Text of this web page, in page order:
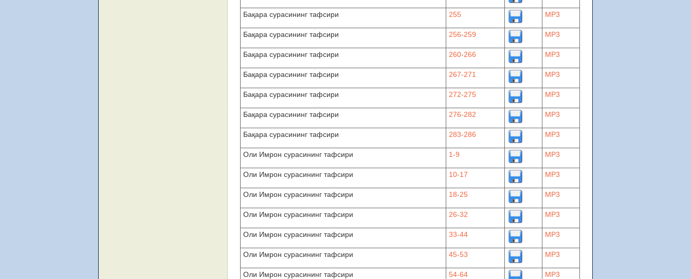
Бақара сурасининг тафсири 255 MP3
Бақара сурасининг тафсири 256-259 MP3
Бақара сурасининг тафсири 260-266 MP3
Бақара сурасининг тафсири 267-271 MP3
Бақара сурасининг тафсири 272-275 MP3
Бақара сурасининг тафсири 276-282 MP3
Бақара сурасининг тафсири 283-286 MP3
Оли Имрон сурасининг тафсири 1-9 MP3
Оли Имрон сурасининг тафсири 10-17 MP3
Оли Имрон сурасининг тафсири 18-25 MP3
Оли Имрон сурасининг тафсири 26-32 MP3
Оли Имрон сурасининг тафсири 33-44 MP3
Оли Имрон сурасининг тафсири 45-53 MP3
Оли Имрон сурасининг тафсири 54-64 MP3